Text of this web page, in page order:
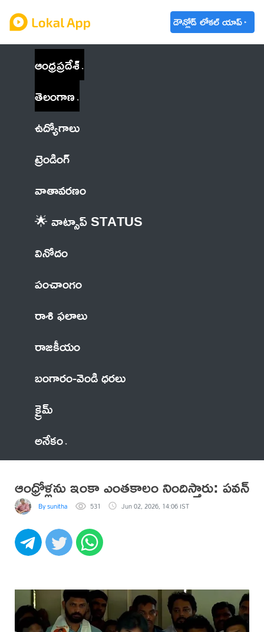
డౌన్లోడ్ లోకల్ యాప్
ఆంధ్రప్రదేశ్
తెలంగాణ
ఉద్యోగాలు
ట్రెండింగ్
వాతావరణం
🌟 వాట్సాప్ STATUS
వినోదం
పంచాంగం
రాశి ఫలాలు
రాజకీయం
బంగారం-వెండి ధరలు
క్రైమ్
అనేకం
ఆంధ్రోళ్లను ఇంకా ఎంతకాలం నిందిస్తారు: పవన్
By sunitha 531 Jun 02, 2026, 14:06 IST